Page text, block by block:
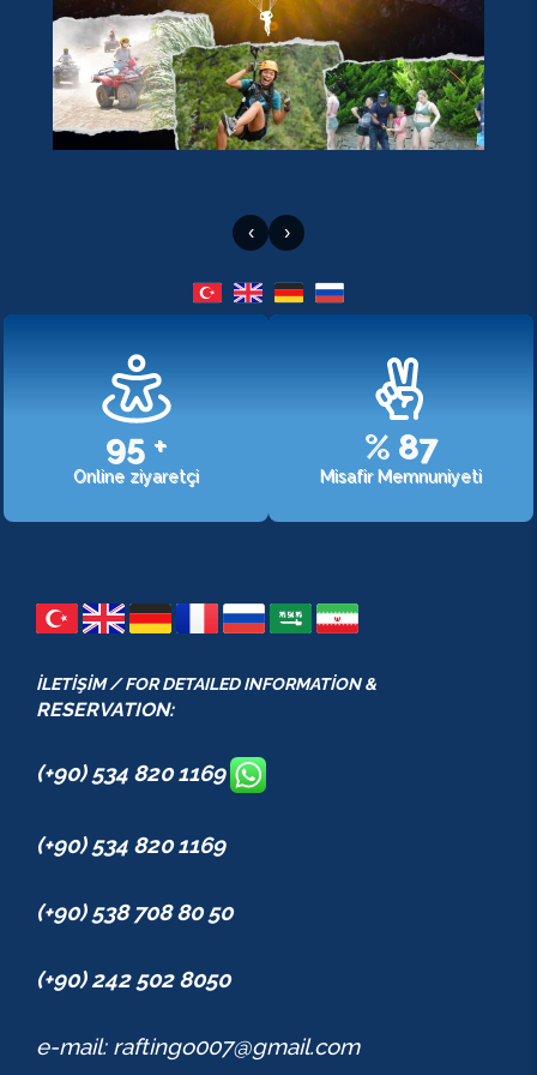
‹ ›
107 +
Online ziyaretçi
% 98
Misafir Memnuniyeti
İLETİŞİM / FOR DETAILED INFORMATİON &
RESERVATION:
(+90) 534 820 1169
(+90) 534 820 1169
(+90) 538 708 80 50
(+90) 242 502 8050
e-mail: raftingo007@gmail.com